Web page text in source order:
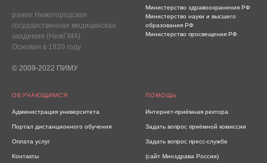
ранее Нижегородская
государственная медицинская
академия (НижГМА).
Основан в 1920 году
© 2009-2022 ПИМУ
Министерство здравоохранения РФ
Министерство науки и высшего
образования РФ
Министерство просвещения РФ
ОБУЧАЮЩИМСЯ
Администрация университета
Портал дистанционного обучения
Оплата услуг
Контакты
ПОМОЩЬ
Интернет-приёмная ректора
Задать вопрос приёмной комиссии
Задать вопрос пресс-службе
(сайт Минздрава России)